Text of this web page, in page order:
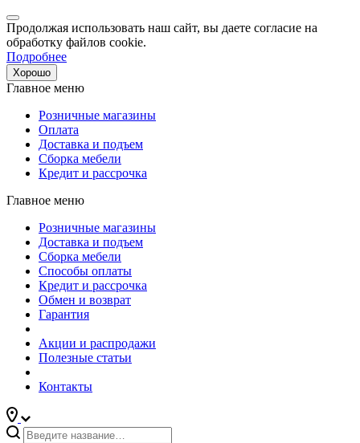
Продолжая использовать наш сайт, вы даете согласие на
обработку файлов cookie.
Подробнее
Хорошо
Главное меню
Розничные магазины
Оплата
Доставка и подъем
Сборка мебели
Кредит и рассрочка
Главное меню
Розничные магазины
Доставка и подъем
Сборка мебели
Способы оплаты
Кредит и рассрочка
Обмен и возврат
Гарантия
Акции и распродажи
Полезные статьи
Контакты